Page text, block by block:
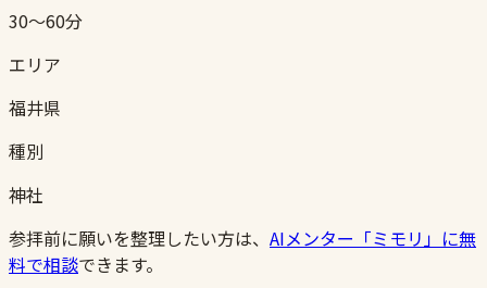
30〜60分
エリア
福井県
種別
神社
参拝前に願いを整理したい方は、 AIメンター「ミモリ」に無
料で相談できます。